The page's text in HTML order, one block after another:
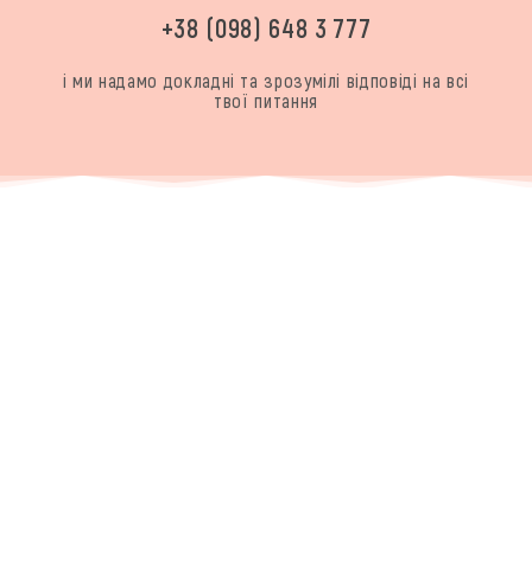
+38 (098) 648 3 777
і ми надамо докладні та зрозумілі відповіді на всі
твої питання